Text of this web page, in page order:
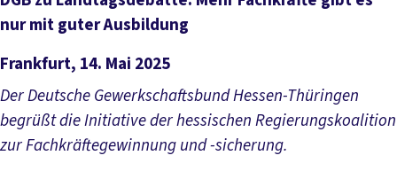
nur mit guter Ausbildung
Frankfurt, 14. Mai 2025
Der Deutsche Gewerkschaftsbund Hessen-Thüringen
begrüßt die Initiative der hessischen Regierungskoalition
zur Fachkräftegewinnung und -sicherung.